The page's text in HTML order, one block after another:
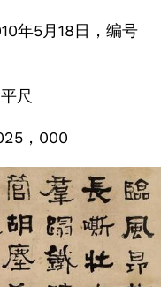
年5月18日，编号
尺
，000